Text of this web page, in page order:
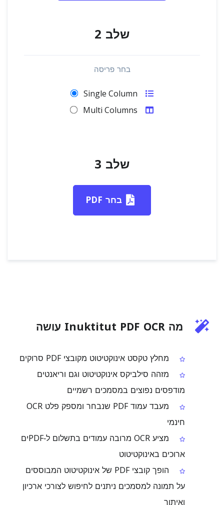
שלב 2
בחר פריסה
Single Column
Multi Columns
שלב 3
בחר PDF
מה Inuktitut PDF OCR עושה
מחלץ טקסט אינוקטיטוט מקובצי PDF סרוקים
מזהה סילביקס אינוקטיטוט וגם וריאנטים
מודפסים נפוצים במסמכים רשמיים
מעבד עמוד PDF שנבחר ומספק פלט OCR
חינמי
מציע OCR מרובה עמודים בתשלום ל‑PDFים
ארוכים באינוקטיטוט
הופך קובצי PDF של אינוקטיטוט המבוססים
על תמונה למסמכים ניתנים לחיפוש לצורכי ארכיון